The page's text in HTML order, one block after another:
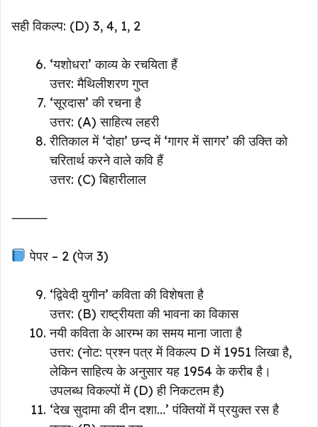
सही विकल्प: (D) 3, 4, 1, 2
‘यशोधरा’ काव्य के रचयिता हैं
उत्तर: मैथिलीशरण गुप्त
‘सूरदास’ की रचना है
उत्तर: (A) साहित्य लहरी
रीतिकाल में ‘दोहा’ छन्द में ‘गागर में सागर’ की उक्ति को
चरितार्थ करने वाले कवि हैं
उत्तर: (C) बिहारीलाल
⸻
पेपर – 2 (पेज 3)
‘द्विवेदी युगीन’ कविता की विशेषता है
उत्तर: (B) राष्ट्रीयता की भावना का विकास
नयी कविता के आरम्भ का समय माना जाता है
उत्तर: (नोट: प्रश्न पत्र में विकल्प D में 1951 लिखा है,
लेकिन साहित्य के अनुसार यह 1954 के करीब है।
उपलब्ध विकल्पों में (D) ही निकटतम है)
‘देख सुदामा की दीन दशा…’ पंक्तियों में प्रयुक्त रस है